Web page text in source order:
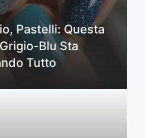
Pastelli: Questa
Blu Sta
Tutto